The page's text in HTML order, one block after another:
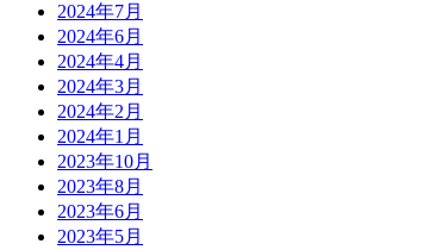
2024年7月
2024年6月
2024年4月
2024年3月
2024年2月
2024年1月
2023年10月
2023年8月
2023年6月
2023年5月